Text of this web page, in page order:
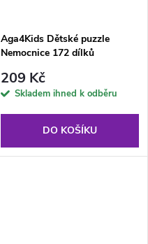
Aga4Kids Dětské puzzle
Nemocnice 172 dílků
209 Kč
Skladem ihned k odběru
DO KOŠÍKU